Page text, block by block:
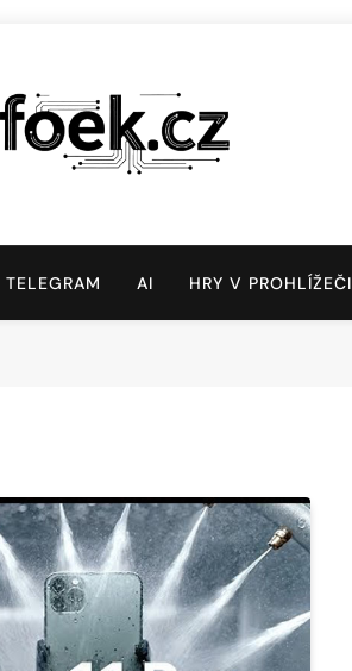
TELEGRAM AI HRY V PROHLÍŽEČI